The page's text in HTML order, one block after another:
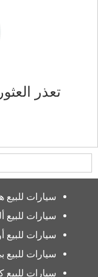
تعذر
سيارات للبيع
سيارات للبيع
سيارات للبيع
سيارات للبيع
سيارات للبيع